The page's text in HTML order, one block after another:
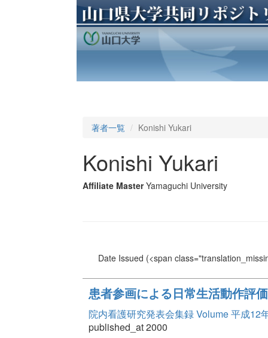
著者一覧 Konishi Yukari
Konishi Yukari
Affiliate Master Yamaguchi University
Date Issued (<span
患者参画による日常生活動作評
院内看護研究発表会集録 Volume 平成12
published_at 2000